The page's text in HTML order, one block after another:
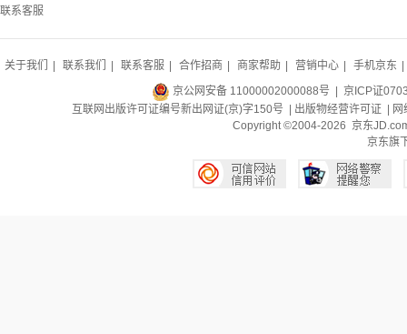
联系客服
关于我们 联系我们 联系客服 合作招商 商家帮助 营销中心 手机京东
京公网安备 11000002000088号 | 京ICP证
互联网出版许可证编号新出网证(京)字150号 | 出版物经营许可证
Copyright ©2004-2026 京东
京东旗